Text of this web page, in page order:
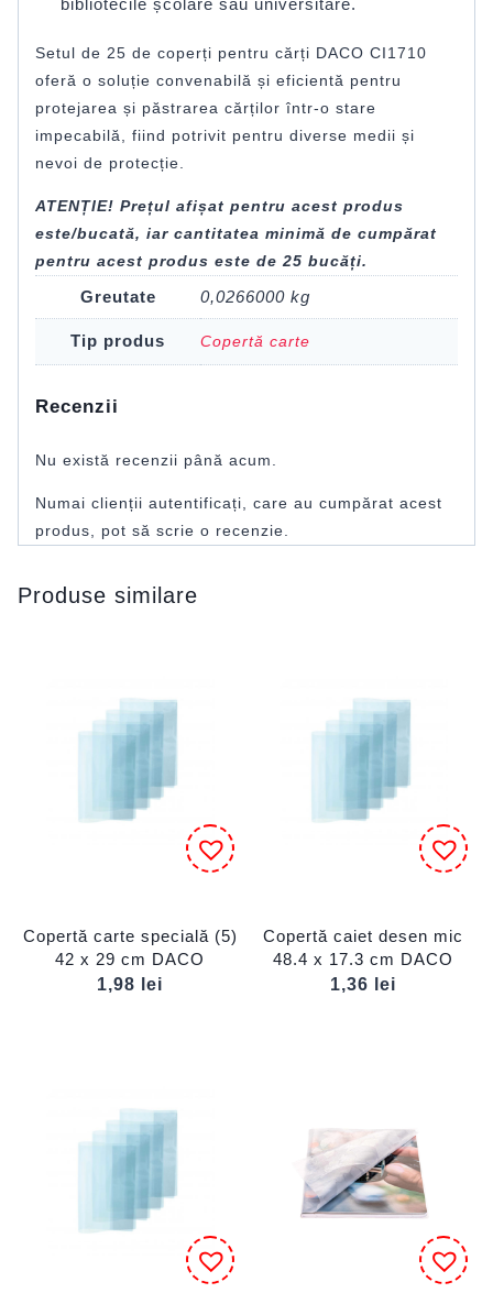
bibliotecile școlare sau universitare.
Setul de 25 de coperți pentru cărți DACO CI1710
oferă o soluție convenabilă și eficientă pentru
protejarea și păstrarea cărților într-o stare
impecabilă, fiind potrivit pentru diverse medii și
nevoi de protecție.
ATENȚIE! Prețul afișat pentru acest produs
este/bucată, iar cantitatea minimă de cumpărat
pentru acest produs este de 25 bucăți.
Greutate 0,0266000 kg
Tip produs Copertă carte
Recenzii
Nu există recenzii până acum.
Numai clienții autentificați, care au cumpărat acest
produs, pot să scrie o recenzie.
Produse similare
Copertă carte specială (5)
42 x 29 cm DACO
1,98
lei
Copertă caiet desen mic
48.4 x 17.3 cm DACO
1,36
lei